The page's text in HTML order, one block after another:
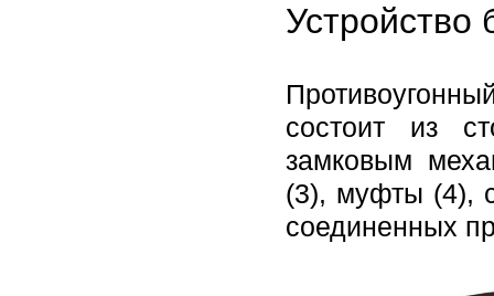
Устройство
состоит из
замковым
(3), муфты (4),
соединенных